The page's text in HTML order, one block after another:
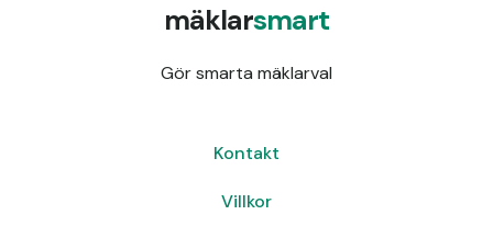
mäklarsmart
Gör smarta mäklarval
Kontakt
Villkor